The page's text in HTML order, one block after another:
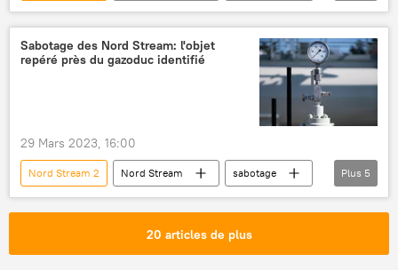
mer Baltique
Sabotage des gazoducs Nord Stream
International
Danemark Groenland
Sabotage des Nord Stream: l'objet
repéré près du gazoduc identifié
29 Mars 2023, 16:00
Nord Stream 2 Nord Stream
sabotage
Vladimir Poutine
mer Baltique
International
Plus 5
20 articles de plus